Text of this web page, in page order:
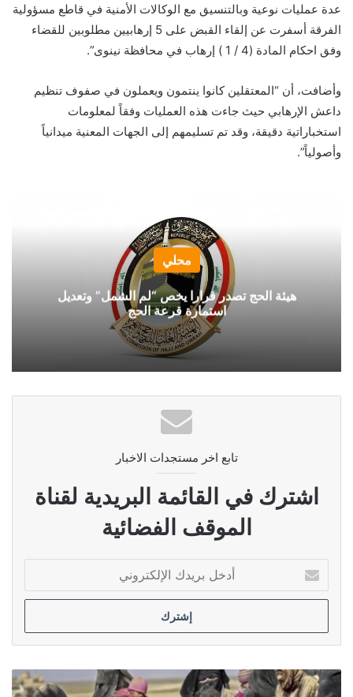
عدة عمليات نوعية وبالتنسيق مع الوكالات الأمنية في قاطع مسؤولية
الفرقة أسفرت عن إلقاء القبض على 5 إرهابيين مطلوبين للقضاء
وفق احكام المادة (4 / 1 ) إرهاب في محافظة نينوى”.
وأضافت، أن “المعتقلين كانوا ينتمون ويعملون في صفوف تنظيم
داعش الإرهابي حيث جاءت هذه العمليات وفقاً لمعلومات
استخباراتية دقيقة، وقد تم تسليمهم إلى الجهات المعنية ميدانياً
وأصولياً”.
محلي
هيئة الحج تصدر قرارا يخص “لم الشمل” وتعديل
استمارة قرعة الحج
تابع اخر مستجدات الاخبار
اشترك في القائمة البريدية لقناة
الموقف الفضائية
بريدك
الإلكتروني
الأمن
النيابية: